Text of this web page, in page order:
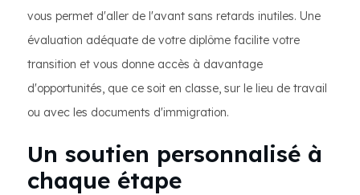
vous permet d'aller de l'avant sans retards inutiles. Une
évaluation adéquate de votre diplôme facilite votre
transition et vous donne accès à davantage
d'opportunités, que ce soit en classe, sur le lieu de travail
ou avec les documents d'immigration.
Un soutien personnalisé à
chaque étape